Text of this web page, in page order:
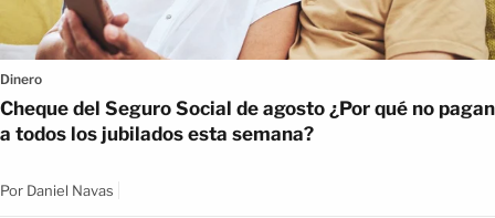
Dinero
Cheque del Seguro Social de agosto ¿Por qué no pagan
a todos los jubilados esta semana?
Por Daniel Navas